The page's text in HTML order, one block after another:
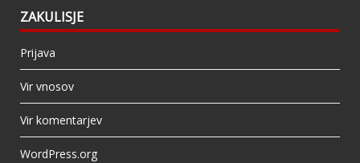
ZAKULISJE
Prijava
Vir vnosov
Vir komentarjev
WordPress.org